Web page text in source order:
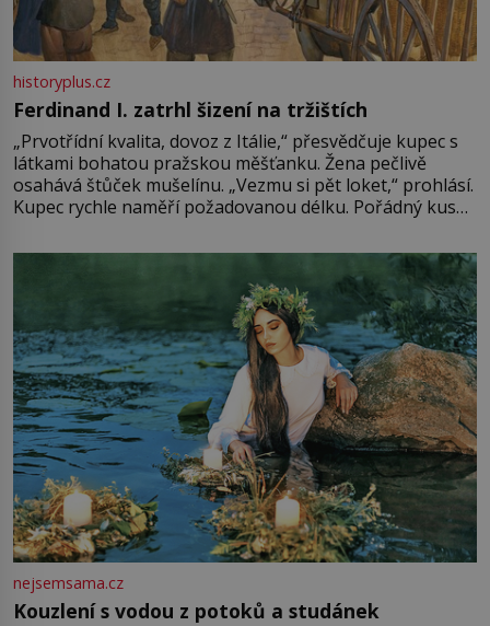
historyplus.cz
Ferdinand I. zatrhl šizení na tržištích
„Prvotřídní kvalita, dovoz z Itálie,“ přesvědčuje kupec s
látkami bohatou pražskou měšťanku. Žena pečlivě
osahává štůček mušelínu. „Vezmu si pět loket,“ prohlásí.
Kupec rychle naměří požadovanou délku. Pořádný kus
milostpaní. Stačí jenom na sukni,“ zhodnotí švadlena
množství růžového mušelínu. „Ošidili vás, podívejte.“
Vezme do ruky dřevěnou
nejsemsama.cz
Kouzlení s vodou z potoků a studánek